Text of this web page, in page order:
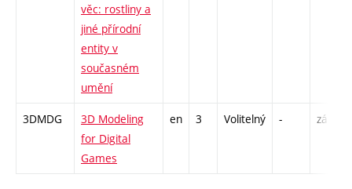
věc: rostliny a
jiné přírodní
entity v
současném
umění
3DMDG
3D Modeling
for Digital
Games
en 3 Volitelný - zá